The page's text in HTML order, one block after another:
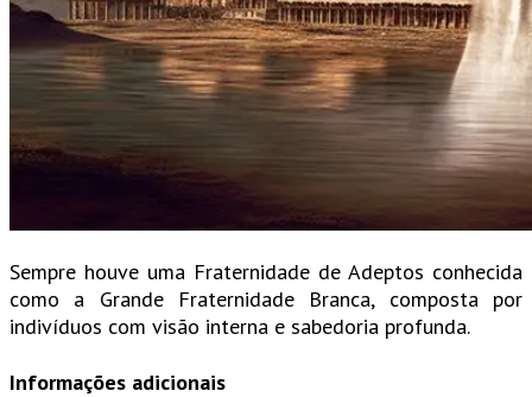
Sempre houve uma Fraternidade de Adeptos conhecida
como a Grande Fraternidade Branca, composta por
indivíduos com visão interna e sabedoria profunda.
Informações adicionais